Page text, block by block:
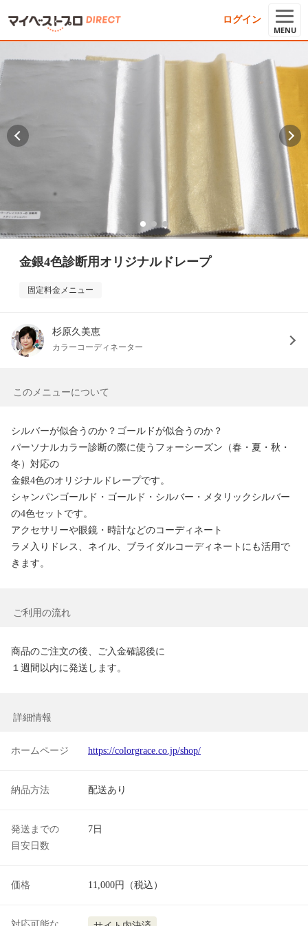
ログイン
MENU
金銀4色診断用オリジナルドレープ
固定料金メニュー
杉原久美恵
カラーコーディネーター
このメニューについて
シルバーが似合うのか？ゴールドが似合うのか？
パーソナルカラー診断の際に使うフォーシーズン（春・夏・秋・
冬）対応の
金銀4色のオリジナルドレープです。
シャンパンゴールド・ゴールド・シルバー・メタリックシルバー
の4色セットです。
アクセサリーや眼鏡・時計などのコーディネート
ラメ入りドレス、ネイル、ブライダルコーディネートにも活用で
きます。
ご利用の流れ
商品のご注文の後、ご入金確認後に
１週間以内に発送します。
詳細情報
ホームページ https://colorgrace.co.jp/shop/
納品方法 配送あり
発送までの
目安日数
7日
価格 11,000円（税込）